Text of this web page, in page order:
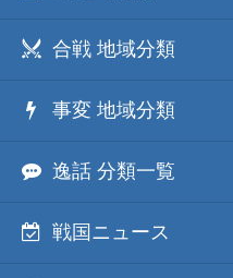
合戦 地域分類
事変 地域分類
逸話 分類一覧
戦国ニュース